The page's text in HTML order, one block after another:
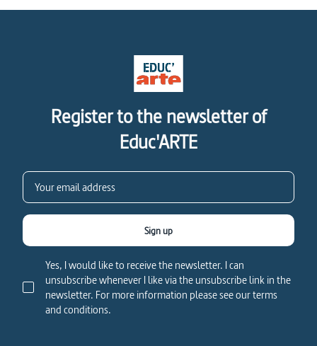
Register to the newsletter of
Educ'ARTE
Yes, I would like to receive the newsletter. I can
unsubscribe whenever I like via the unsubscribe link in the
newsletter. For more information please see our terms
and conditions.
Sign up